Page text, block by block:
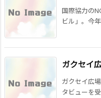
国際協力の
ビル」。今
ガクセイ
ガクセイ広
タビューを